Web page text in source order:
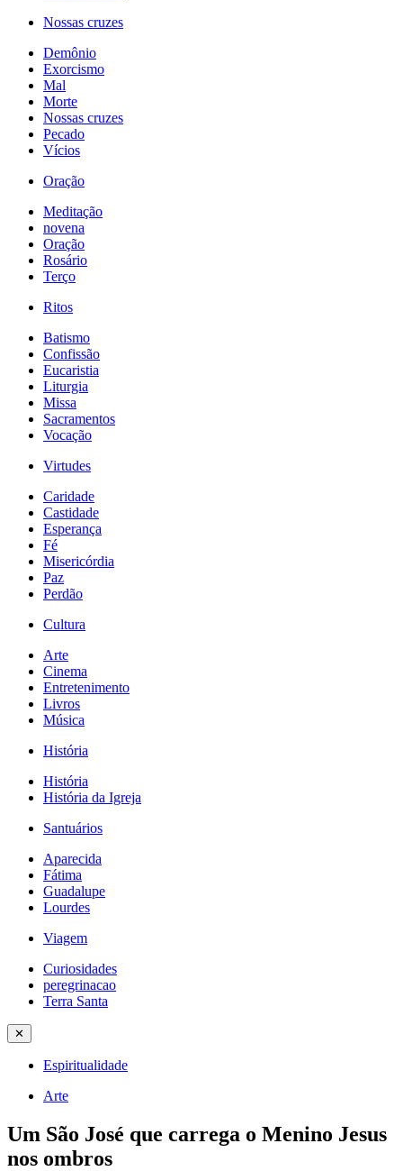
Nossas cruzes
Demônio
Exorcismo
Mal
Morte
Nossas cruzes
Pecado
Vícios
Oração
Meditação
novena
Oração
Rosário
Terço
Ritos
Batismo
Confissão
Eucaristia
Liturgia
Missa
Sacramentos
Vocação
Virtudes
Caridade
Castidade
Esperança
Fé
Misericórdia
Paz
Perdão
Cultura
Arte
Cinema
Entretenimento
Livros
Música
História
História
História da Igreja
Santuários
Aparecida
Fátima
Guadalupe
Lourdes
Viagem
Curiosidades
peregrinacao
Terra Santa
✕
Espiritualidade
Arte
Um São José que carrega o Menino Jesus
nos ombros